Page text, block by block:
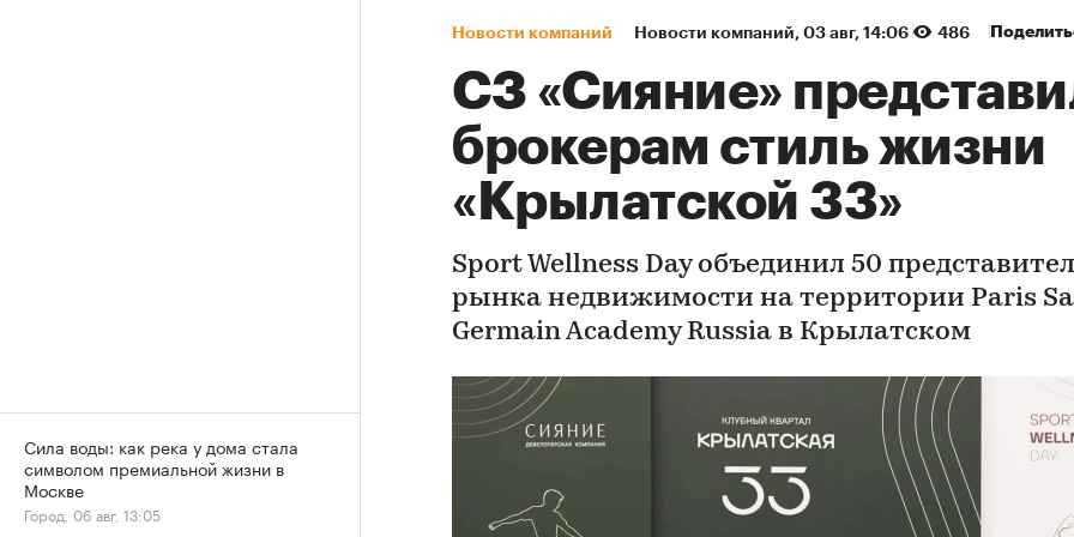
Новости компаний Новости компаний⁠, 03 авг, 14:06 486
СЗ «Сияние»
брокерам стиль жизни
«Крылатской 33»
Sport Wellness Day объединил 50
рынка недвижимости на территории Paris
Germain Academy Russia в Крылатском
Сила воды: как река у дома стала
символом премиальной жизни в
Москве
Город, 06 авг, 13:05